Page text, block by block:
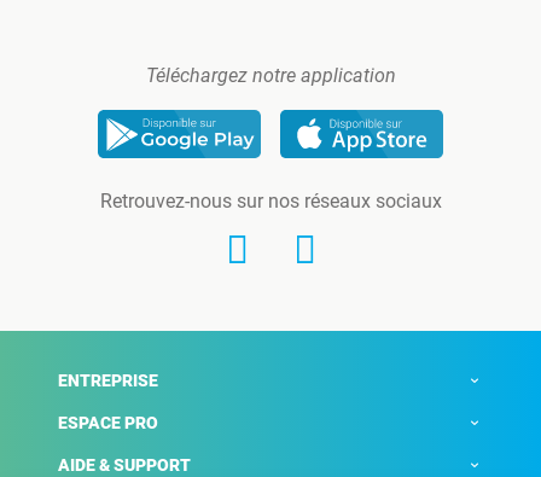
Téléchargez notre application
Retrouvez-nous sur nos réseaux sociaux
ENTREPRISE
ESPACE PRO
AIDE & SUPPORT